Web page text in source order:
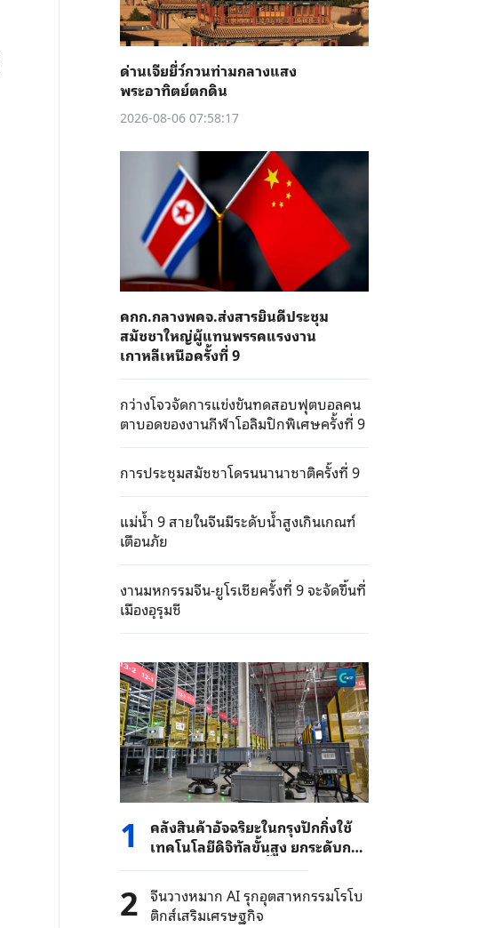
ด่านเจียยี่ว์กวนท่ามกลางแสง
พระอาทิตย์ตกดิน
2026-08-06 07:58:17
คกก.กลางพคจ.ส่งสารยินดีประชุม
สมัชชาใหญ่ผู้แทนพรรคแรงงาน
เกาหลีเหนือครั้งที่ 9
กว่างโจวจัดการแข่งขันทดสอบฟุตบอลคน
ตาบอดของงานกีฬาโอลิมปิกพิเศษครั้งที่ 9
การประชุมสมัชชาโดรนนานาชาติครั้งที่ 9
แม่น้ำ 9 สายในจีนมีระดับน้ำสูงเกินเกณฑ์
เตือนภัย
งานมหกรรมจีน-ยูโรเชียครั้งที่ 9 จะจัดขึ้นที่
เมืองอุรุมชี
1
คลังสินค้าอัจฉริยะในกรุงปักกิ่งใช้
เทคโนโลยีดิจิทัลขั้นสูง ยกระดับการ
ขนส่งให้รวดเร็วยิ่งขึ้น
2 จีนวางหมาก AI รุกอุตสาหกรรมโรโบ
ติกส์เสริมเศรษฐกิจ